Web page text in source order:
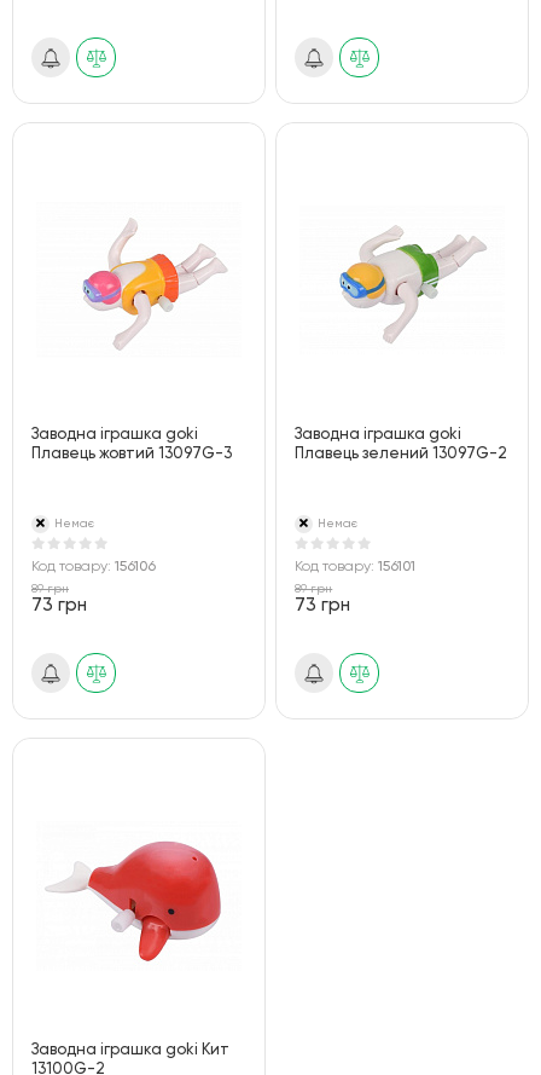
Заводна іграшка goki
Плавець жовтий 13097G-3
Немає
Код товару: 156106
89 грн
73 грн
Заводна іграшка goki
Плавець зелений 13097G-2
Немає
Код товару:156101
89 грн
73 грн
Заводна іграшка goki Кит
13100G-2